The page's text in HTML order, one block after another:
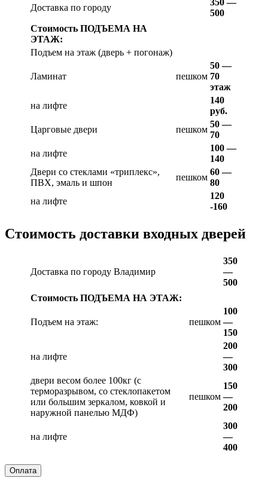
Доставка по городу
350 —
500
Стоимость ПОДЪЕМА НА
ЭТАЖ:
Подъем на этаж (дверь + погонаж)
Ламинат пешком
50 —
70
этаж
на лифте
140
руб.
Царговые двери
пешком
50 —
70
на лифте
100 —
140
Двери со стеклами «триплекс»,
ПВХ, эмаль и шпон
пешком
60 —
80
на лифте
120
-160
Стоимость доставки входных дверей
Доставка по городу Владимир
350
—
500
Стоимость ПОДЪЕМА НА ЭТАЖ:
Подъем на этаж: пешком
100
—
150
на лифте
200
—
300
двери весом более 100кг (с
терморазрывом, со стеклопакетом
или большим зеркалом, ковкой и
наружной панелью МДФ)
пешком
150
—
200
на лифте
300
—
400
Оплата